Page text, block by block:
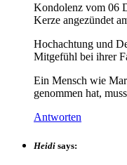
Kondolenz vom 06
Kerze angezündet
Hochachtung und
Mitgefühl bei ihrer
Ein Mensch wie
genommen hat,
Antworten
Heidi says: